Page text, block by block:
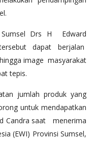
Sumsel Drs H Edward
dapat berjalan
image masyarakat
tepis.
jumlah produk yang
untuk mendapatkan
Candra saat menerima
(EWI) Provinsi Sumsel,